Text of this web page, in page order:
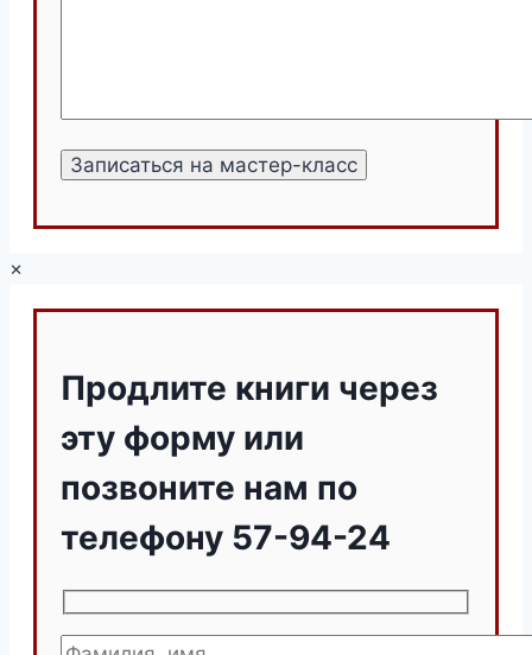
×
Продлите книги через
эту форму или
позвоните нам по
телефону 57-94-24